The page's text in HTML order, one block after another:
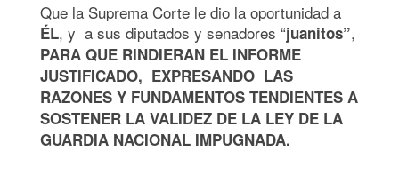
Que la Suprema Corte le dio la oportunidad a
ÉL, y a sus diputados y senadores “juanitos”,
PARA QUE RINDIERAN EL INFORME
JUSTIFICADO, EXPRESANDO LAS
RAZONES Y FUNDAMENTOS TENDIENTES A
SOSTENER LA VALIDEZ DE LA LEY DE LA
GUARDIA NACIONAL IMPUGNADA.